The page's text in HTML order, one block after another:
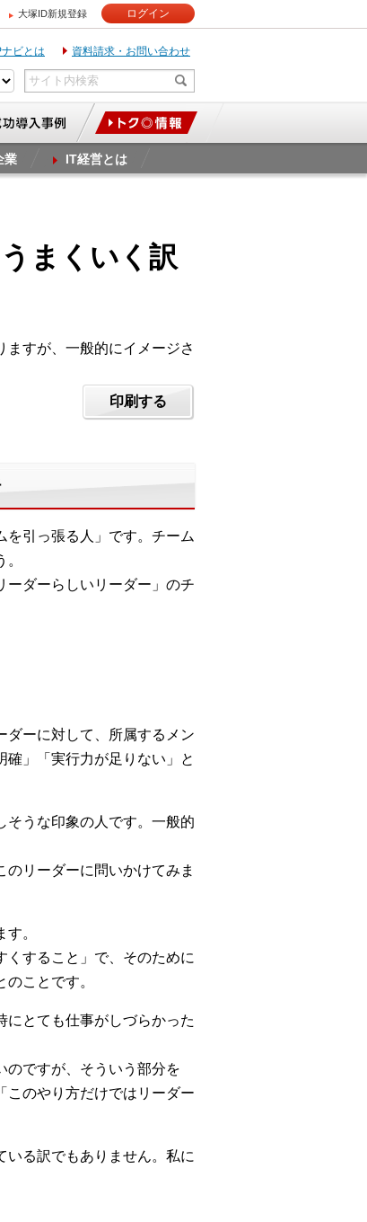
大塚ID新規登録 ログイン
ナビとは 資料請求・お問い合わせ
業 IT経営とは
まくいく訳
すが、一般的にイメージさ
印刷する
を引っ張る人」です。チーム
ーダーらしいリーダー」のチ
ダーに対して、所属するメン
」「実行力が足りない」と
そうな印象の人です。一般的
リーダーに問いかけてみま
。
くすること」で、そのために
ことです。
にとても仕事がしづらかった
のですが、そういう部分を
このやり方だけではリーダー
いる訳でもありません。私に